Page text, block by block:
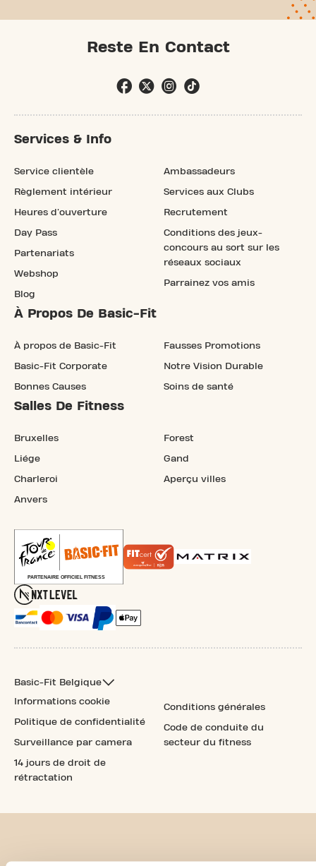
Reste En Contact
Services & Info
Service clientèle
Règlement intérieur
Heures d'ouverture
Day Pass
Partenariats
Webshop
Blog
Ambassadeurs
Services aux Clubs
Recrutement
Conditions des jeux-
concours au sort sur les
réseaux sociaux
Parrainez vos amis
À Propos De Basic-Fit
À propos de Basic-Fit
Basic-Fit Corporate
Bonnes Causes
Fausses Promotions
Notre Vision Durable
Soins de santé
Salles De Fitness
Bruxelles
Liége
Charleroi
Anvers
Forest
Gand
Aperçu villes
Basic-Fit Belgique
Informations cookie
Politique de confidentialité
Surveillance par camera
14 jours de droit de
rétractation
Conditions générales
Code de conduite du
secteur du fitness